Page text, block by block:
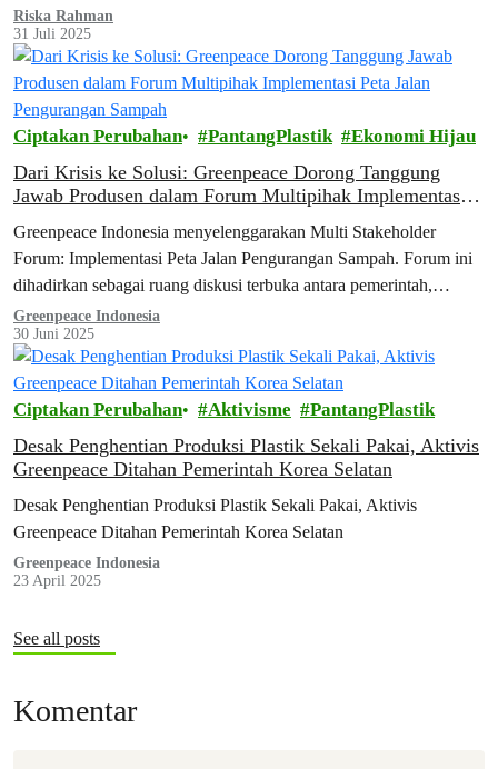
sambil membawa…
Riska Rahman
31 Juli 2025
Ciptakan Perubahan PantangPlastik Ekonomi Hijau
Dari Krisis ke Solusi: Greenpeace Dorong Tanggung
Jawab Produsen dalam Forum Multipihak Implementasi
Greenpeace Indonesia menyelenggarakan Multi Stakeholder
Forum: Implementasi Peta Jalan Pengurangan Sampah. Forum ini
dihadirkan sebagai ruang diskusi terbuka antara pemerintah,
produsen, dan masyarakat sipil untuk meninjau kembali capaian
implementasi peta jalan, mengidentifikasi tantangan, dan
mendorong langkah konkret pengurangan sampah plastik di masa
depan.
Greenpeace Indonesia
30 Juni 2025
Ciptakan Perubahan Aktivisme PantangPlastik
Desak Penghentian Produksi Plastik Sekali Pakai, Aktivis
Greenpeace Ditahan Pemerintah Korea Selatan
Desak Penghentian Produksi Plastik Sekali Pakai, Aktivis
Greenpeace Ditahan Pemerintah Korea Selatan
Greenpeace Indonesia
23 April 2025
See all posts
Komentar